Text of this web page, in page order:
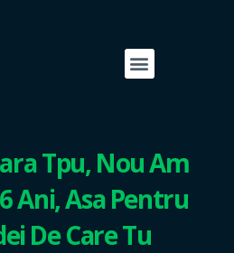
Tpu, Nou Am
Ani, Asa Pentru
De Care Tu